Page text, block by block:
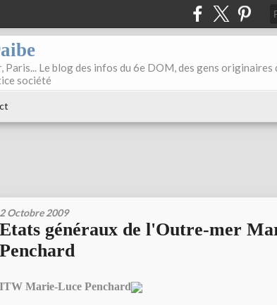
Paris... Le blog des infos du 6e DOM, des gens
société
2 Octobre 2009
Etats généraux de l'Outre-mer
Penchard
ITW Marie-Luce Penchard